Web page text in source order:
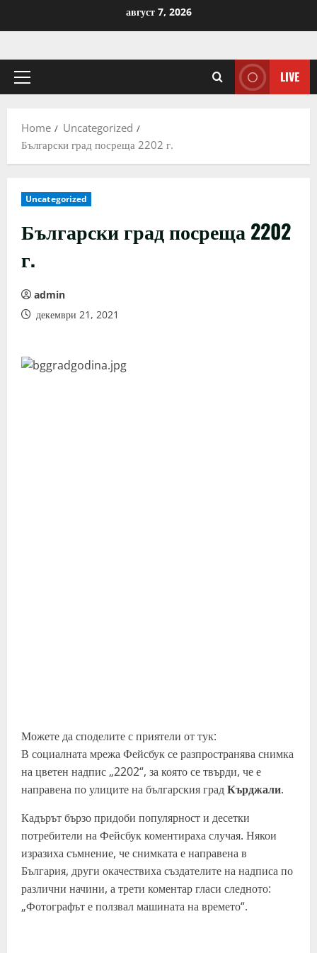
август 7, 2026
Primary
LIVE
Home
Uncategorized
Български град посреща 2202 г.
Uncategorized
Български град посреща 2202
г.
admin
декември 21, 2021
Можете да споделите с приятели от тук:
В социалната мрежа Фейсбук се разпространява снимка
на цветен надпис „2202“, за която се твърди, че е
направена по улиците на българския градКърджали.
Кадърът бързо придоби популярност и десетки
потребители на Фейсбук коментираха случая. Някои
изразиха съмнение, че снимката е направена в
България, други окачествиха създателите на надписа по
различни начини, а трети коментар гласи следното:
„Фотографът е ползвал машината на времето“.